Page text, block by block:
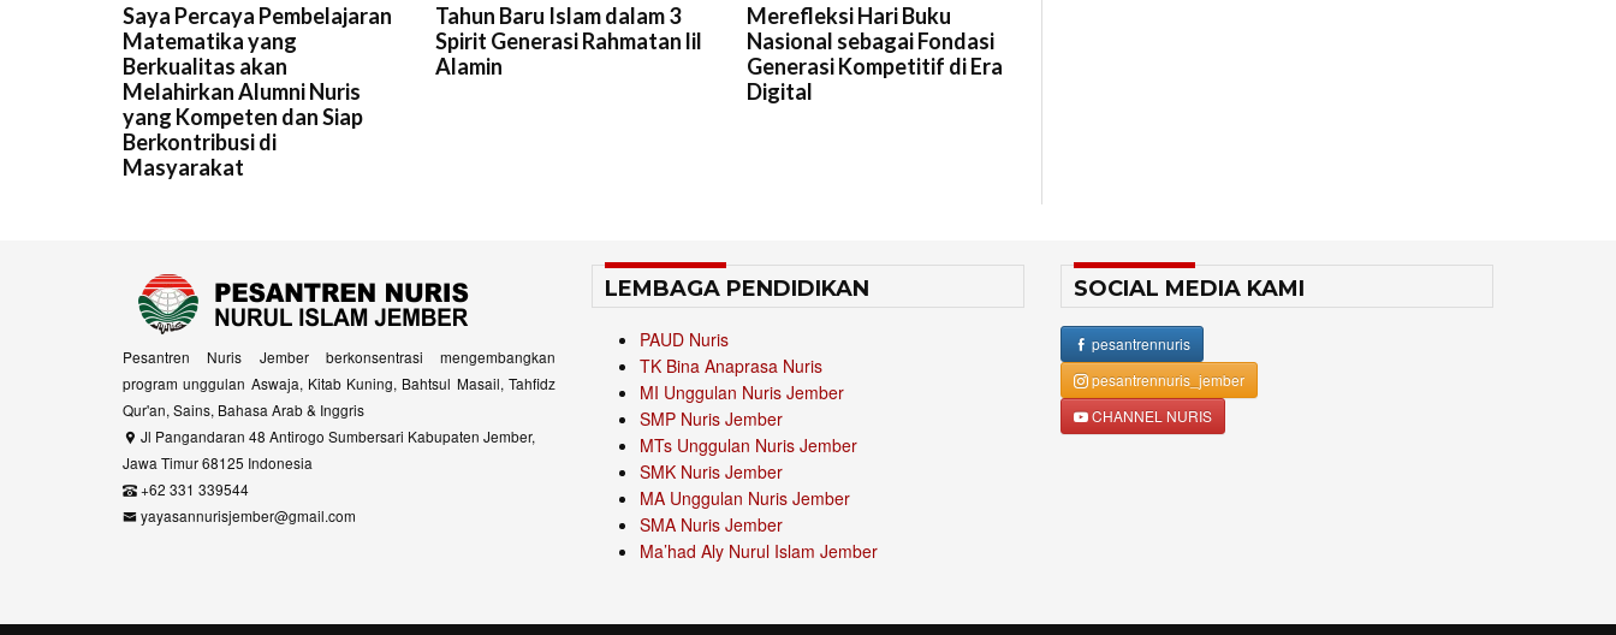
Saya Percaya Pembelajaran
Matematika yang
Berkualitas akan
Melahirkan Alumni Nuris
yang Kompeten dan Siap
Berkontribusi di
Masyarakat
Tahun Baru Islam dalam 3
Spirit Generasi Rahmatan lil
Alamin
Merefleksi Hari Buku
Nasional sebagai Fondasi
Generasi Kompetitif di Era
Digital
Pesantren Nuris Jember berkonsentrasi mengembangkan
program unggulan Aswaja, Kitab Kuning, Bahtsul Masail, Tahfidz
Qur'an, Sains, Bahasa Arab & Inggris
Jl Pangandaran 48 Antirogo Sumbersari Kabupaten Jember,
Jawa Timur 68125 Indonesia
+62 331 339544
yayasannurisjember@gmail.com
LEMBAGA PENDIDIKAN
PAUD Nuris
TK Bina Anaprasa Nuris
MI Unggulan Nuris Jember
SMP Nuris Jember
MTs Unggulan Nuris Jember
SMK Nuris Jember
MA Unggulan Nuris Jember
SMA Nuris Jember
Ma’had Aly Nurul Islam Jember
SOCIAL MEDIA KAMI
pesantrennuris
pesantrennuris_jember
CHANNEL NURIS